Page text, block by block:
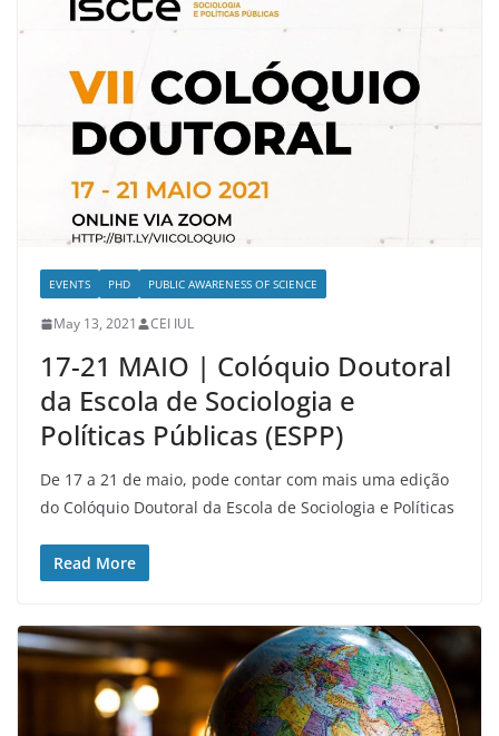
EVENTS PHD PUBLIC AWARENESS OF SCIENCE
May 13, 2021 CEI IUL
17-21 MAIO | Colóquio Doutoral
da Escola de Sociologia e
Políticas Públicas (ESPP)
De 17 a 21 de maio, pode contar com mais uma edição
do Colóquio Doutoral da Escola de Sociologia e Políticas
Read More